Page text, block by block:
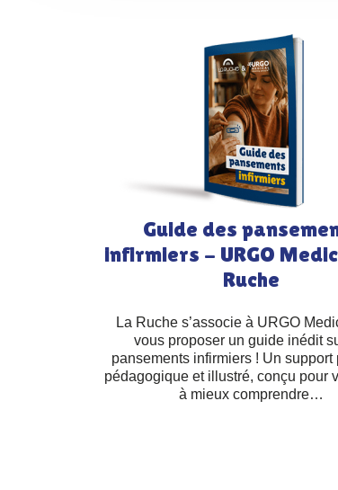
Guide des
infirmiers - URGO
Ruche
La Ruche s’associe à URGO
vous proposer un guide inédit
pansements infirmiers ! Un support
pédagogique et illustré, conçu pour
à mieux comprendre…